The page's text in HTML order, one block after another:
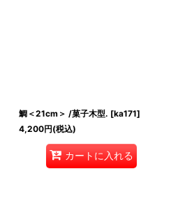
鯛＜21cm＞ /菓子木型. [ka171]
4,200円(税込)
カートに入れる